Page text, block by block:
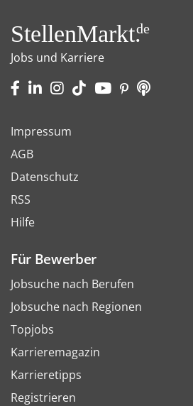
StellenMarkt.de
Jobs und Karriere
Impressum
AGB
Datenschutz
RSS
Hilfe
Für Bewerber
Jobsuche nach Berufen
Jobsuche nach Regionen
Topjobs
Karrieremagazin
Karrieretipps
Registrieren